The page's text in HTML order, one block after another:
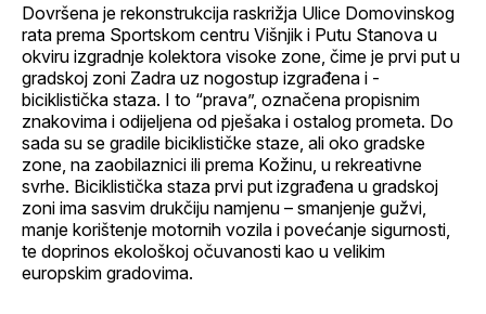
Dovršena je rekonstrukcija raskrižja Ulice Domovinskog
rata prema Sportskom centru Višnjik i Putu Stanova u
okviru izgradnje kolektora visoke zone, čime je prvi put u
gradskoj zoni Zadra uz nogostup izgrađena i -
biciklistička staza. I to “prava”, označena propisnim
znakovima i odijeljena od pješaka i ostalog prometa. Do
sada su se gradile biciklističke staze, ali oko gradske
zone, na zaobilaznici ili prema Kožinu, u rekreativne
svrhe. Biciklistička staza prvi put izgrađena u gradskoj
zoni ima sasvim drukčiju namjenu – smanjenje gužvi,
manje korištenje motornih vozila i povećanje sigurnosti,
te doprinos ekološkoj očuvanosti kao u velikim
europskim gradovima.